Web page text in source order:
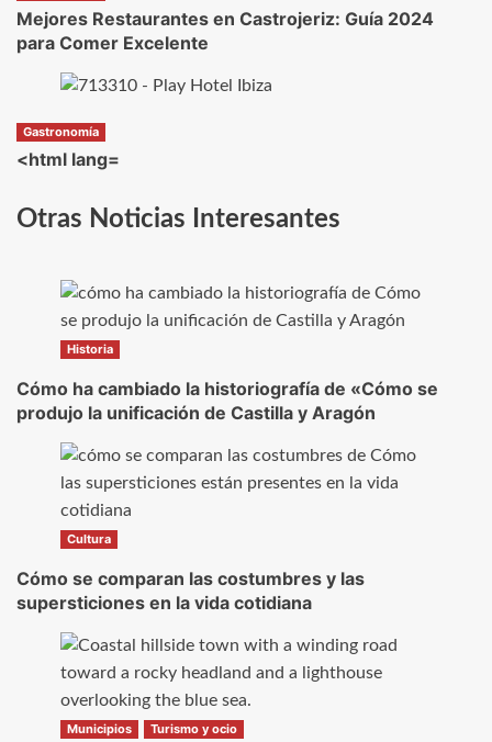
Mejores Restaurantes en Castrojeriz: Guía 2024
para Comer Excelente
Gastronomía
<html lang=
Otras Noticias Interesantes
Historia
Cómo ha cambiado la historiografía de «Cómo se
produjo la unificación de Castilla y Aragón
Cultura
Cómo se comparan las costumbres y las
supersticiones en la vida cotidiana
Municipios Turismo y ocio